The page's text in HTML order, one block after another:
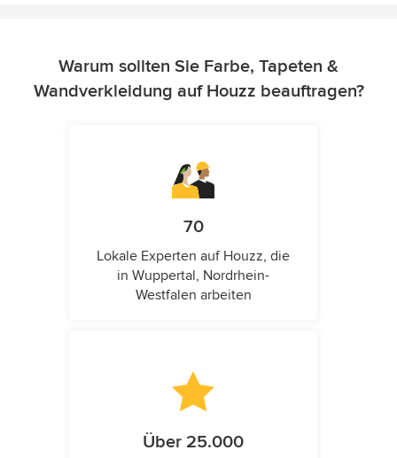
Warum sollten Sie Farbe, Tapeten &
Wandverkleidung auf Houzz beauftragen?
70
Lokale Experten auf Houzz, die
in Wuppertal, Nordrhein-
Westfalen arbeiten
Über 25.000